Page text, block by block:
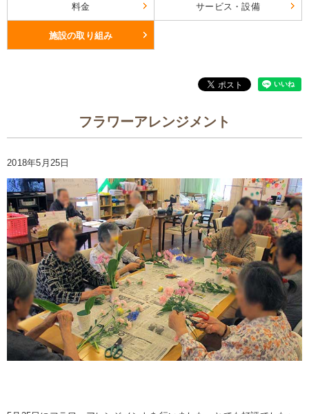
料金 サービス・設備
施設の取り組み
フラワーアレンジメント
2018年5月25日